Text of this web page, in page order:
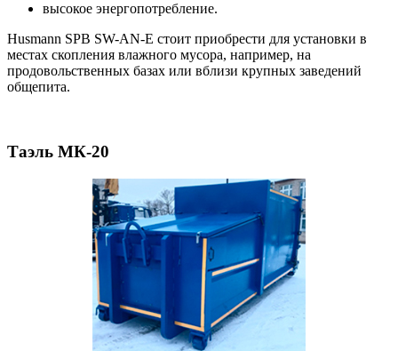
высокое энергопотребление.
Husmann SPB SW-AN-E стоит приобрести для установки в
местах скопления влажного мусора, например, на
продовольственных базах или вблизи крупных заведений
общепита.
Таэль МК-20